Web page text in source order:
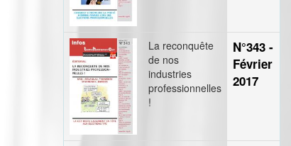
La reconquête
de nos
industries
professionnelles
!
N°343 -
Février
2017